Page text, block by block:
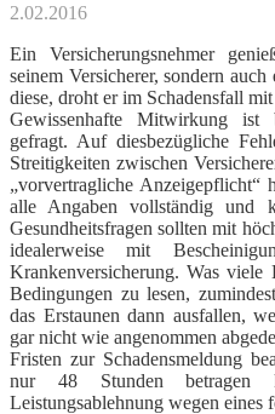
2.02.2016
Ein Versicherungsnehmer
seinem Versicherer, sondern
diese, droht er im Schadensfall
Gewissenhafte Mitwirkung ist
gefragt. Auf diesbezügliche
Streitigkeiten zwischen
„vorvertragliche Anzeigepflicht“
alle Angaben vollständig und
Gesundheitsfragen sollten mit
idealerweise mit
Krankenversicherung. Was viele
Bedingungen zu lesen,
das Erstaunen dann ausfallen,
gar nicht wie angenommen
Fristen zur Schadensmeldung
nur 48 Stunden
Leistungsablehnung wegen eines